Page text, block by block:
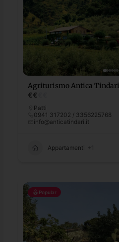
Agriturismo Antica Tindari
€€
Patti
0941 317202 / 3356225768
info@anticatindari.it
Appartamenti +1
Popular